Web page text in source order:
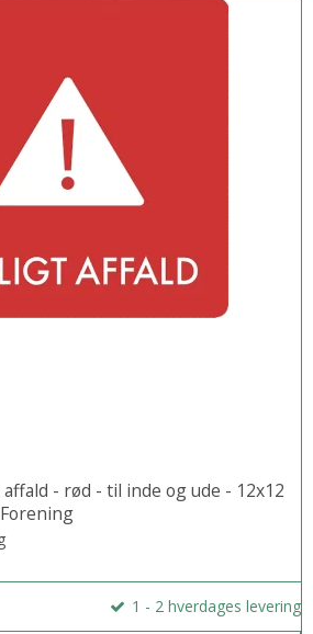
- rød - til inde og ude - 12x12
1 - 2 hverdages levering